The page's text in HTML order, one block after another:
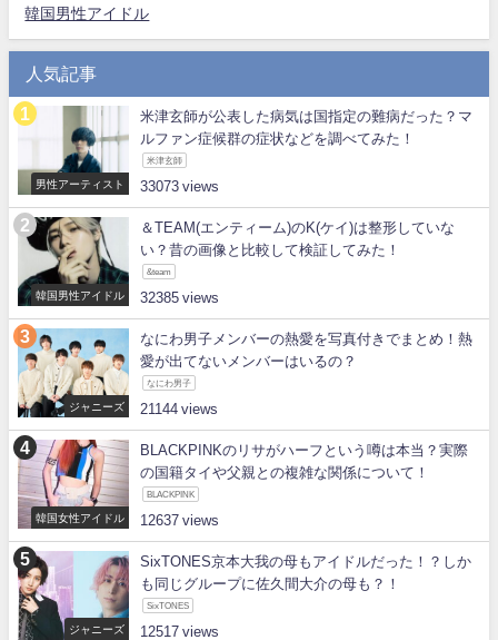
韓国男性アイドル
人気記事
男性アーティスト
米津玄師が公表した病気は国指定の難病だった？マ
ルファン症候群の症状などを調べてみた！
米津玄師
33073
韓国男性アイドル
＆TEAM(エンティーム)のK(ケイ)は整形していな
い？昔の画像と比較して検証してみた！
&team
32385
ジャニーズ
なにわ男子メンバーの熱愛を写真付きでまとめ！熱
愛が出てないメンバーはいるの？
なにわ男子
21144
韓国女性アイドル
BLACKPINKのリサがハーフという噂は本当？実際
の国籍タイや父親との複雑な関係について！
BLACKPINK
12637
ジャニーズ
SixTONES京本大我の母もアイドルだった！？しか
も同じグループに佐久間大介の母も？！
SixTONES
12517